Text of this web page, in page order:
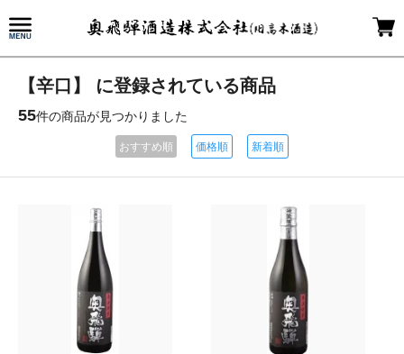
【辛口】 に登録されている商品
55件の商品が見つかりました
おすすめ順 価格順 新着順